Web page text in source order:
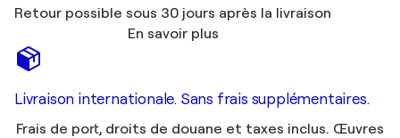
Retour possible sous 30 jours après la livraison
En savoir plus
Livraison internationale. Sans frais supplémentaires.
Frais de port, droits de douane et taxes inclus. Œuvres